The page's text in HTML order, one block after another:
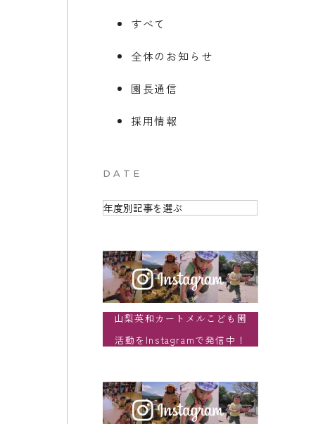
すべて
全体のお知らせ
園長通信
採用情報
DATE
山梨英和カートメルこども園
活動をInstagramで発信中！